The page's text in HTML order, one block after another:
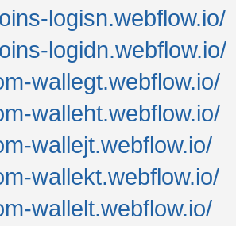
logisn.webflow.io/
logidn.webflow.io/
wallegt.webflow.io/
walleht.webflow.io/
wallejt.webflow.io/
wallekt.webflow.io/
wallelt.webflow.io/